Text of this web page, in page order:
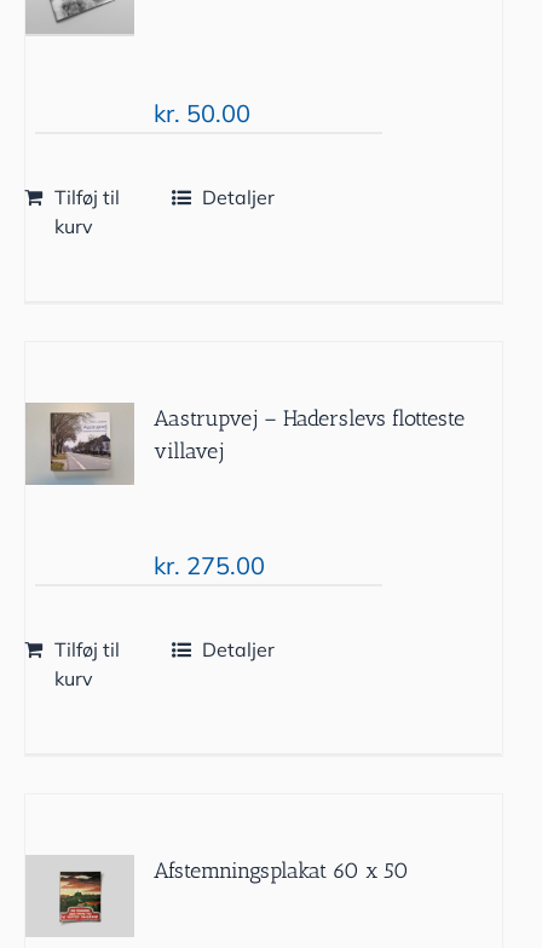
kr. 50.00
Tilføj til
kurv
Detaljer
Aastrupvej – Haderslevs flotteste
villavej
kr. 275.00
Tilføj til
kurv
Detaljer
Afstemningsplakat 60 x 50